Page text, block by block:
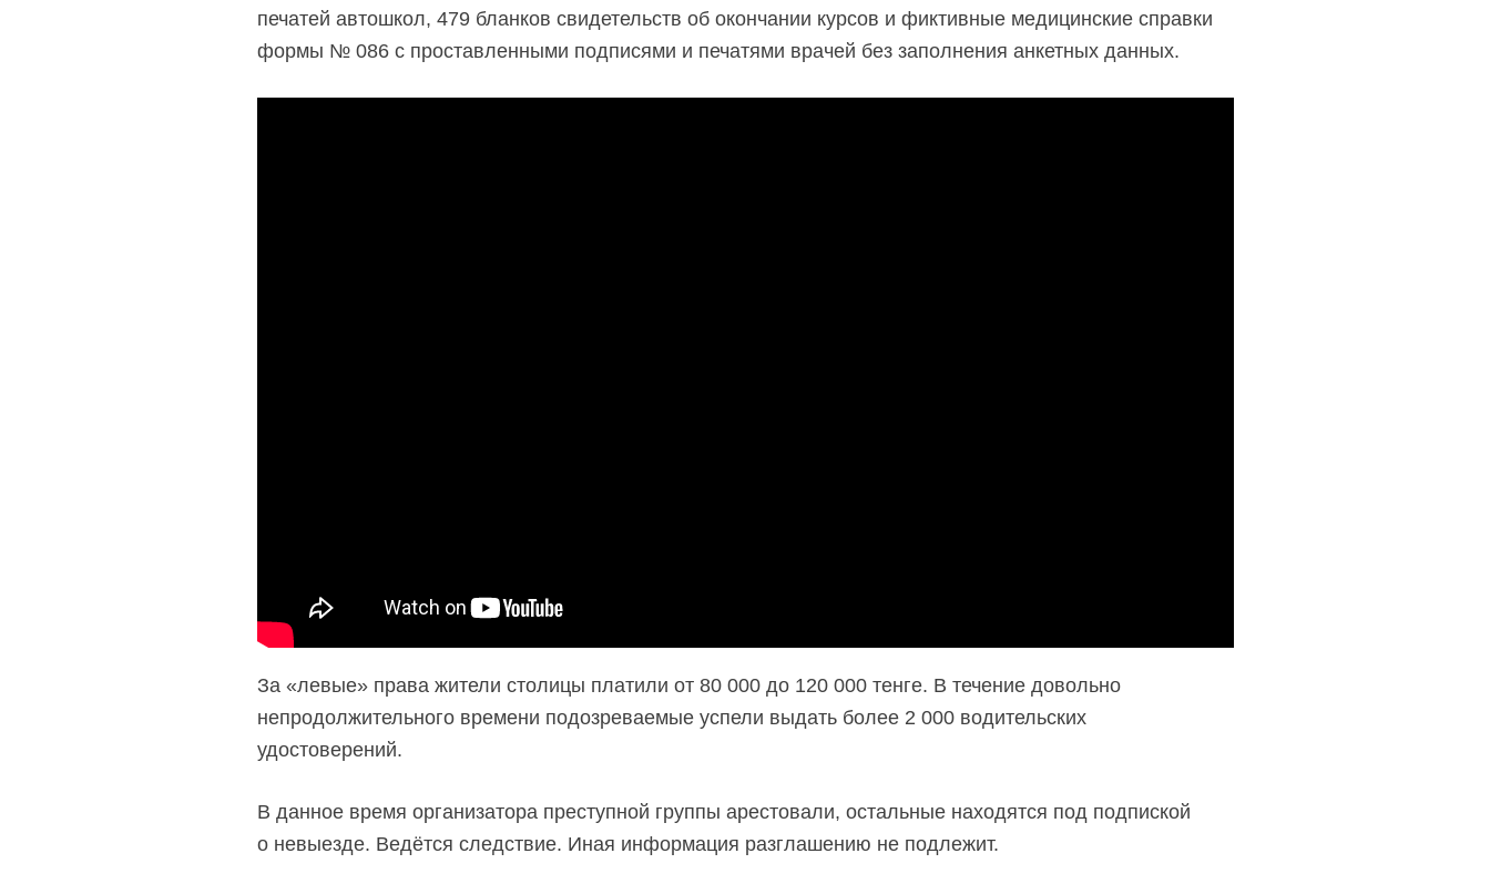
печатей автошкол, 479 бланков свидетельств об окончании курсов и фиктивные медицинские справки
формы № 086 с проставленными подписями и печатями врачей без заполнения анкетных данных.
За «левые» права жители столицы платили от 80 000 до 120 000 тенге. В течение довольно
непродолжительного времени подозреваемые успели выдать более 2 000 водительских
удостоверений.
В данное время организатора преступной группы арестовали, остальные находятся под подпиской
о невыезде. Ведётся следствие. Иная информация разглашению не подлежит.